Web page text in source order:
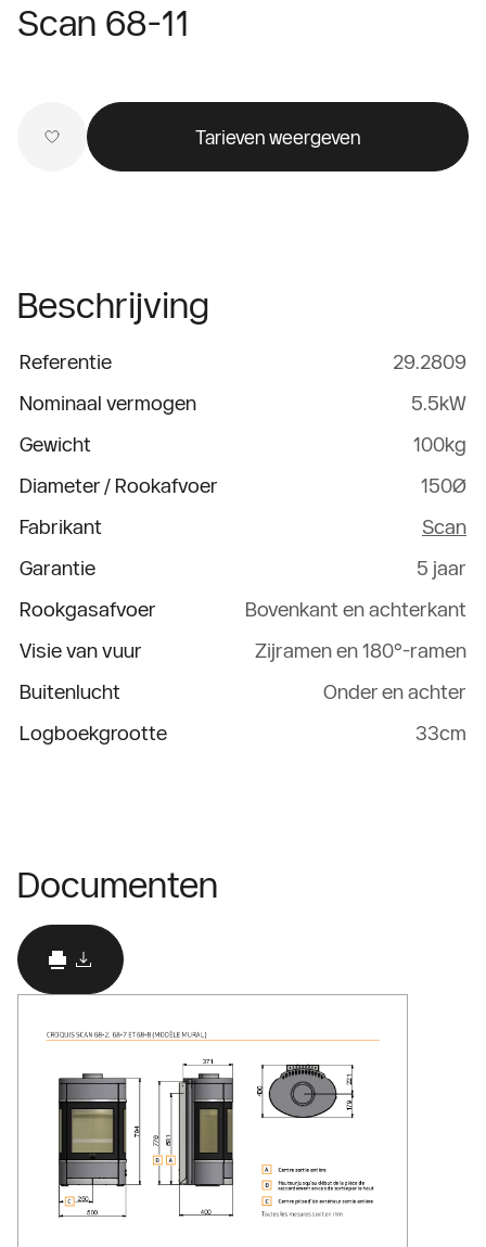
Scan 68-11
Tarieven weergeven
Beschrijving
Referentie
29.2809
Nominaal vermogen
5.5kW
Gewicht
100kg
Diameter / Rookafvoer
150Ø
Fabrikant
Scan
Garantie
5 jaar
Rookgasafvoer
Bovenkant en achterkant
Visie van vuur
Zijramen en 180°-ramen
Buitenlucht
Onder en achter
Logboekgrootte
33cm
Documenten